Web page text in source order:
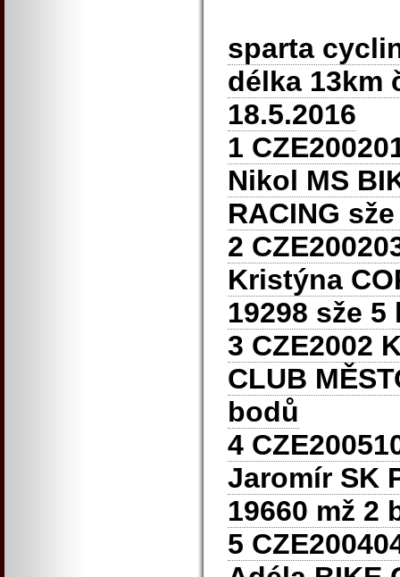
sparta
délka 13km
18.5.2016
1
Nikol MS
RACING
2
Kristýna
19298 sže 5
3 CZE2002
CLUB
bodů
4
Jaromír SK
19660 mž 2
5